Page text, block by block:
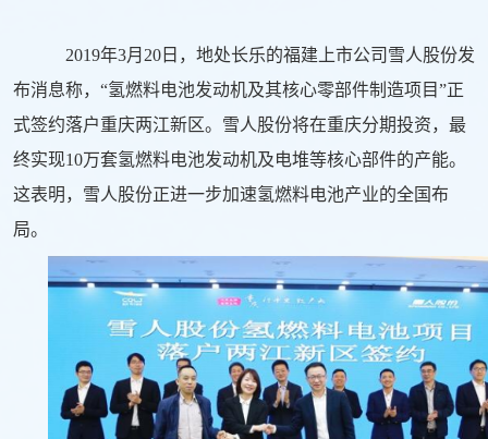
2019年3月20日，地处长乐的福建上市公司 雪人股份发
布消息称，“氢燃料电池发动机及其核心零部件制造项目”正
式签约落户重庆两江新区。雪人股份将在重庆分期投资，最
终实现10万套氢燃料电池发动机及电堆等核心部件的产能。
这表明，雪人股份正进一步加速氢燃料电池产业的全国布
局。